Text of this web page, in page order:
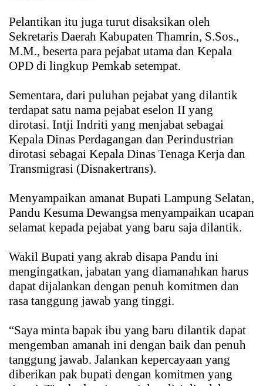
Pelantikan itu juga turut disaksikan oleh
Sekretaris Daerah Kabupaten Thamrin, S.Sos.,
M.M., beserta para pejabat utama dan Kepala
OPD di lingkup Pemkab setempat.
Sementara, dari puluhan pejabat yang dilantik
terdapat satu nama pejabat eselon II yang
dirotasi. Intji Indriti yang menjabat sebagai
Kepala Dinas Perdagangan dan Perindustrian
dirotasi sebagai Kepala Dinas Tenaga Kerja dan
Transmigrasi (Disnakertrans).
Menyampaikan amanat Bupati Lampung Selatan,
Pandu Kesuma Dewangsa menyampaikan ucapan
selamat kepada pejabat yang baru saja dilantik.
Wakil Bupati yang akrab disapa Pandu ini
mengingatkan, jabatan yang diamanahkan harus
dapat dijalankan dengan penuh komitmen dan
rasa tanggung jawab yang tinggi.
“Saya minta bapak ibu yang baru dilantik dapat
mengemban amanah ini dengan baik dan penuh
tanggung jawab. Jalankan kepercayaan yang
diberikan pak bupati dengan komitmen yang